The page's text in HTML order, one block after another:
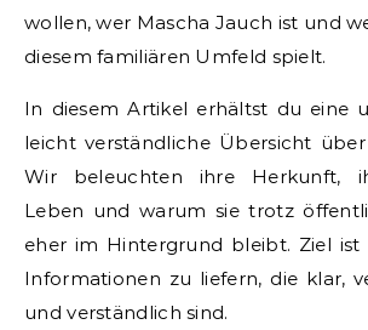
wollen, wer Mascha Jauch ist und
diesem familiären Umfeld spielt.
In diesem Artikel erhältst du eine
leicht verständliche Übersicht
Wir beleuchten ihre Herkunft,
Leben und warum sie trotz
eher im Hintergrund bleibt. Ziel ist
Informationen zu liefern, die klar,
und verständlich sind.